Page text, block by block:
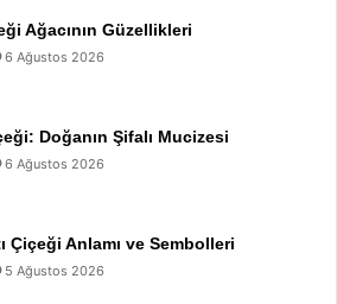
Ağacının Güzellikleri
6 Ağustos 2026
Doğanın Şifalı Mucizesi
6 Ağustos 2026
Çiçeği Anlamı ve Sembolleri
5 Ağustos 2026